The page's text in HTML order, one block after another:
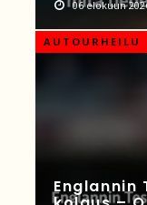
06 elokuun
AUTOURHEILU
Englannin